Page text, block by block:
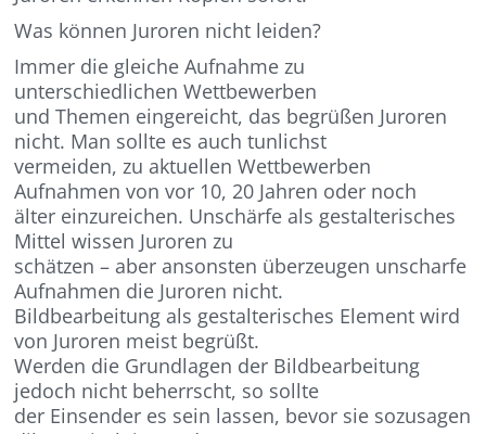
Was können Juroren nicht leiden?
Immer die gleiche Aufnahme zu
unterschiedlichen Wettbewerben
und Themen eingereicht, das begrüßen Juroren
nicht. Man sollte es auch tunlichst
vermeiden, zu aktuellen Wettbewerben
Aufnahmen von vor 10, 20 Jahren oder noch
älter einzureichen. Unschärfe als gestalterisches
Mittel wissen Juroren zu
schätzen – aber ansonsten überzeugen unscharfe
Aufnahmen die Juroren nicht.
Bildbearbeitung als gestalterisches Element wird
von Juroren meist begrüßt.
Werden die Grundlagen der Bildbearbeitung
jedoch nicht beherrscht, so sollte
der Einsender es sein lassen, bevor sie sozusagen